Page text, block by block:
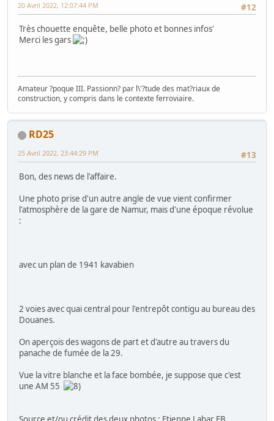
#12
20 Avril 2022, 12:07:44 PM
Très chouette enquête, belle photo et bonnes infos'
Merci les gars
Amateur ?poque III. Passionn? par l\'?tude des mat?riaux de
construction, y compris dans le contexte ferroviaire.
RD25
#13
25 Avril 2022, 23:44:29 PM
Bon, des news de l'affaire.
Une photo prise d'un autre angle de vue vient confirmer
l'atmosphère de la gare de Namur, mais d'une époque révolue
:
avec un plan de 1941 kavabien
2 voies avec quai central pour l'entrepôt contigu au bureau des
Douanes.
On aperçois des wagons de part et d'autre au travers du
panache de fumée de la 29.
Vue la vitre blanche et la face bombée, je suppose que c'est
une AM 55